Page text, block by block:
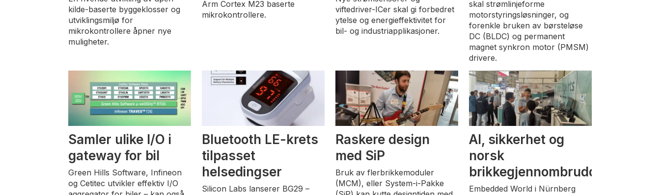
kilde-baserte byggeklosser og
utviklingsmiljø for
mikrokontrollere åpner nye
muligheter.
Arm Cortex M23 baserte
mikrokontrollere.
viftedriver-ICer skal gi forbedret
ytelse og energieffektivitet for
bil- og industriapplikasjoner.
skal strømlinjeforme
motorstyringsløsninger, og
forenkle bruken av børsteløse
DC (BLDC) og permanent
magnet synkron motor (PMSM)
drivere.
Samler ulike I/O i
gateway for bil
Green Hills Software, Infineon
og Cetitec utvikler effektiv I/O
Bluetooth LE-krets
tilpasset
helsedingser
Silicon Labs lanserer BG29 –
Raskere design
med SiP
Bruk av flerbrikkemoduler
(MCM), eller System-i-Pakke
AI, sikkerhet og
norsk
brikkegjennombrudd
Embedded World i Nürnberg